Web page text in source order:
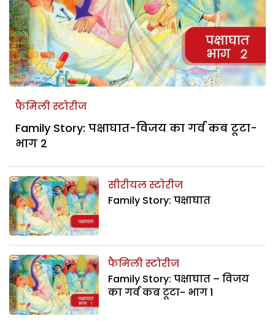
फैमिली स्टोरीज
Family Story: पक्षाघात-विजय का गर्व कब टूटा-
भाग 2
सीरीयल स्टोरीज
Family Story: पक्षाघात
फैमिली स्टोरीज
Family Story: पक्षाघात – विजय
का गर्व कब टूटा- भाग 1